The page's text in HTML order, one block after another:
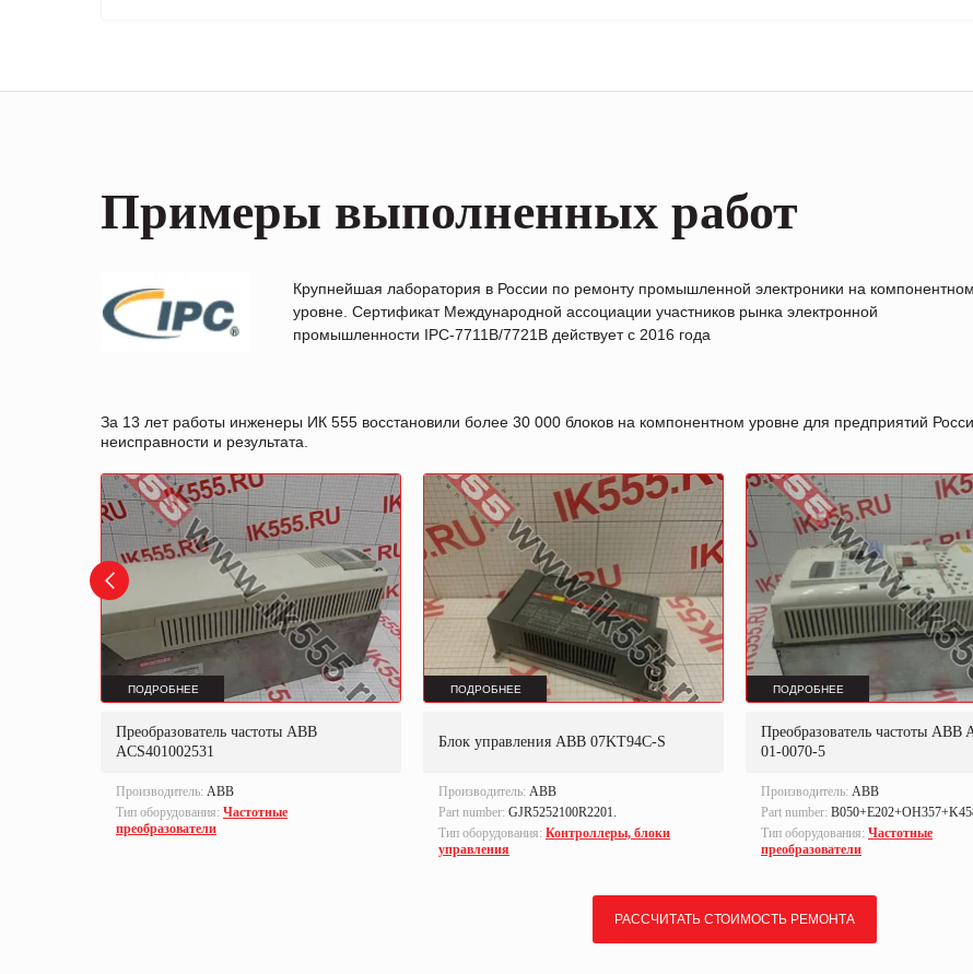
Примеры выполненных работ
Крупнейшая лаборатория в России по ремонту промышленной электроники на компонентном
уровне. Сертификат Международной ассоциации участников рынка электронной
промышленности IPC-7711B/7721B действует с 2016 года
За 13 лет работы инженеры ИК 555 восстановили более 30 000 блоков на компонентном уровне для предприятий
неисправности и результата.
ПОДРОБНЕЕ
Преобразователь частоты ABB
ACS401002531
Производитель: ABB
Тип оборудования: Частотные
преобразователи
ПОДРОБНЕЕ
Блок управления ABB 07KT94C-S
Производитель: ABB
Part number: GJR5252100R2201.
Тип оборудования: Контроллеры, блоки
управления
ПОДРОБНЕЕ
Преобразователь частоты ABB
01-0070-5
Производитель: ABB
Part number:
Тип оборудования: Частотные
преобразователи
РАССЧИТАТЬ СТОИМОСТЬ РЕМОНТА